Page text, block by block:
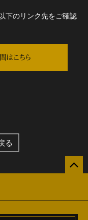
下のリンク先をご確認
はこちら
る